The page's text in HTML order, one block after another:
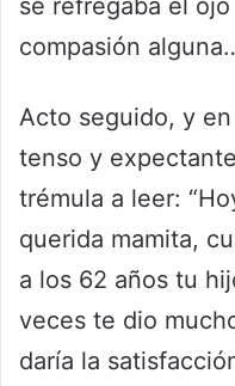
se refregaba el
compasión
Acto seguido, y
tenso y
trémula a leer:
querida mamita,
a los 62 años tu
veces te dio
daría la